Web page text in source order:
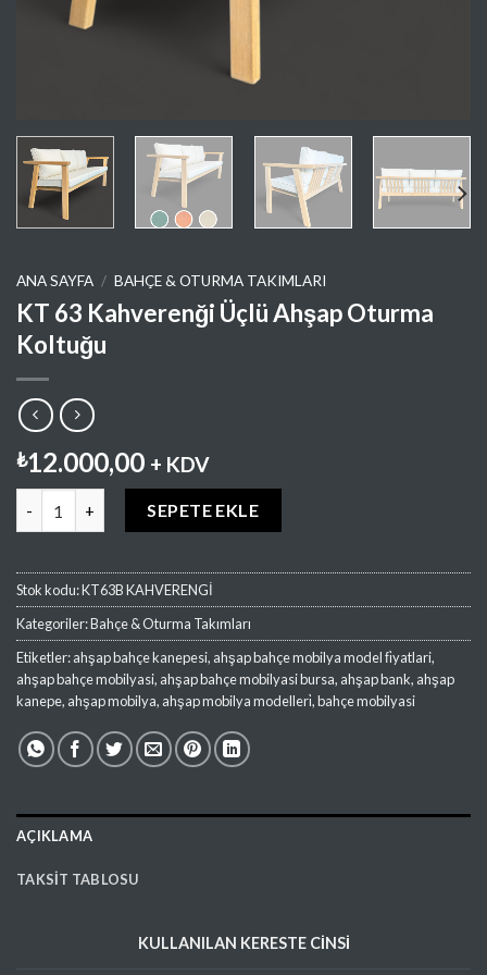
ANA SAYFA / BAHÇE & OTURMA TAKIMLARI
KT 63 Kahverenği Üçlü Ahşap Oturma
Koltuğu
₺12.000,00 + KDV
SEPETE EKLE
Stok kodu:KT63B KAHVERENGİ
Kategoriler:Bahçe & Oturma Takımları
Etiketler:ahşap bahçe kanepesi, ahşap bahçe mobilya model fi̇yatlari,
ahşap bahçe mobilyasi, ahşap bahçe mobilyasi bursa, ahşap bank, ahşap
kanepe, ahşap mobilya, ahşap mobilya modelleri̇,bahçe mobilyasi
AÇIKLAMA
TAKSIT TABLOSU
KULLANILAN KERESTE CİNSİ